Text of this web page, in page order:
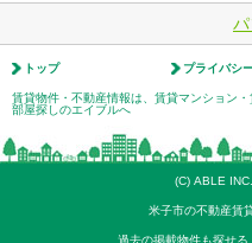
トップ プライバシ
賃貸物件・不動産情報は、賃貸マンション
部屋探しのエイブルへ
(C) ABLE
米子市の不動産賃
過去の掲載物件も探せ